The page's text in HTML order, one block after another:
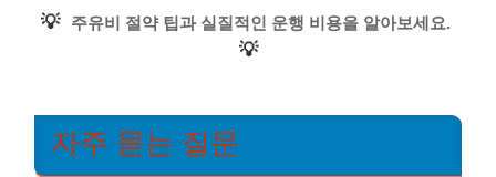
💡 주유비 절약 팁과 실질적인 운행 비용을 알아보세요.
💡
자주 묻는 질문